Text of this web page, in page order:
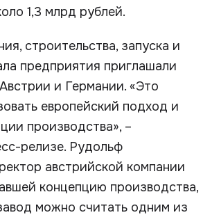
1,3 млрд рублей.
строительства, запуска и
предприятия приглашали
и Германии. «Это
европейский подход и
производства», –
релизе. Рудольф
австрийской компании
концепцию производства,
можно считать одним из